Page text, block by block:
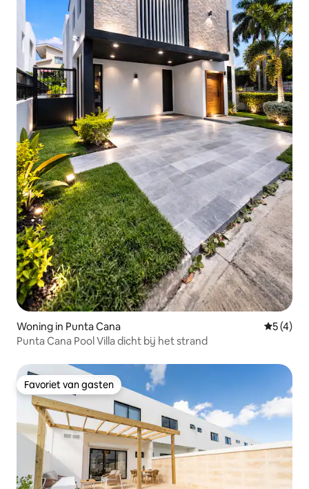
Woning in Punta Cana
5 (4)
Punta Cana Pool Villa dicht bij het strand
Favoriet van gasten
Favoriet van gasten